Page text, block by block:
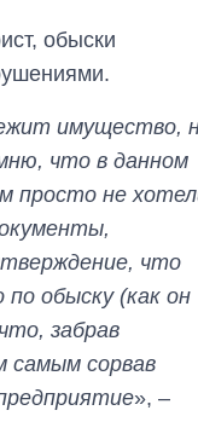
обыски
имущество,
что в данном
просто не
что
обыску (как он
забрав
самым сорвав
», –
Как выросли
холодную
на начало